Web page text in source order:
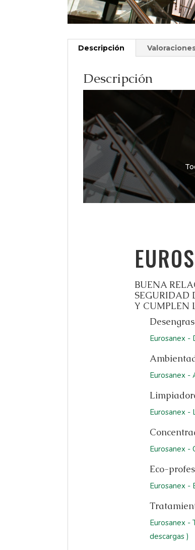
Descripción
Descripción
BUENA
SEGURIDAD
Y CUMPLEN
Eurosanex -
Eurosanex -
Eurosanex -
Eurosanex -
Eco-
Eurosanex -
Eurosanex -
descargas )